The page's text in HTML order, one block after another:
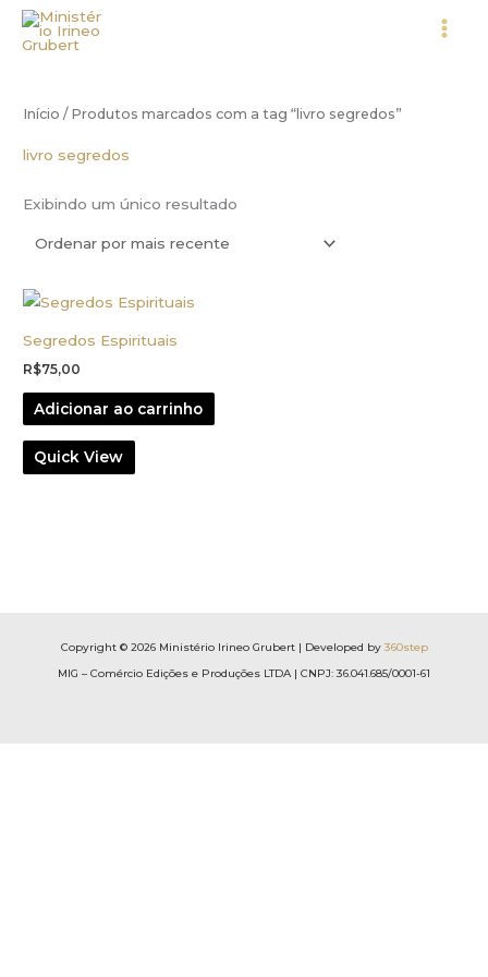
para
Início / Produtos marcados com a tag “livro segredos”
livro segredos
Exibindo um único resultado
Segredos Espirituais
R$75,00
Adicionar ao carrinho
Quick View
Copyright © 2026 Ministério Irineo Grubert | Developed by 360step
MIG – Comércio Edições e Produções LTDA | CNPJ: 36.041.685/0001-61